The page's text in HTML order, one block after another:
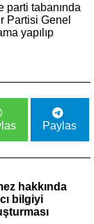
parti tabanında
Partisi Genel
yapılıp
Paylas
hakkında
bilgiyi